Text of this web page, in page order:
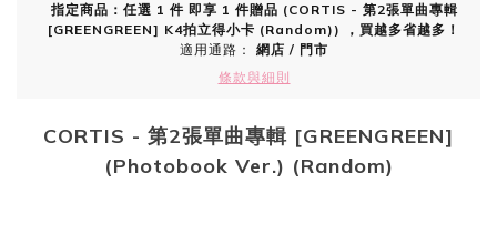
指定商品：任選 1 件 即享 1 件贈品 (CORTIS - 第2張單曲專輯
[GREENGREEN] K4拍立得小卡 (Random)) ，買越多省越多！
適用通路： 網店 / 門市
條款與細則
CORTIS - 第2張單曲專輯 [GREENGREEN]
(Photobook Ver.) (Random)